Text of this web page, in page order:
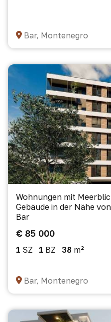
Bar, Montenegro
Wohnungen mit
Gebäude in der Nähe
Bar
€ 85 000
1 SZ 1 BZ 38 m²
Bar, Montenegro